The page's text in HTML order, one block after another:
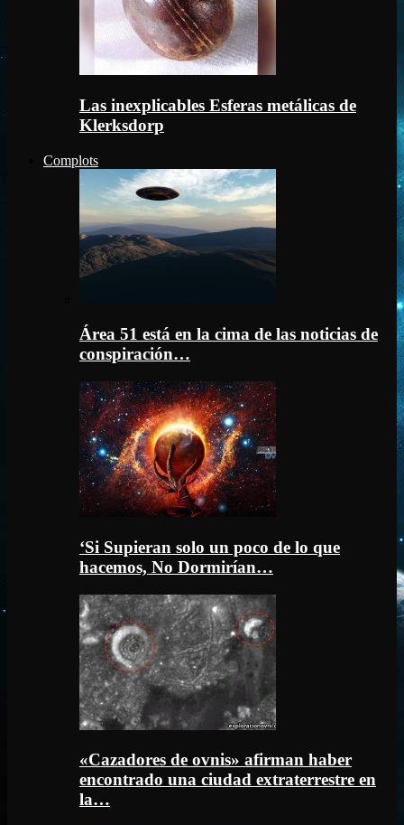
Las inexplicables Esferas metálicas de
Klerksdorp
Complots
Área 51 está en la cima de las noticias de
conspiración…
‘Si Supieran solo un poco de lo que
hacemos, No Dormirían…
«Cazadores de ovnis» afirman haber
encontrado una ciudad extraterrestre en
la…